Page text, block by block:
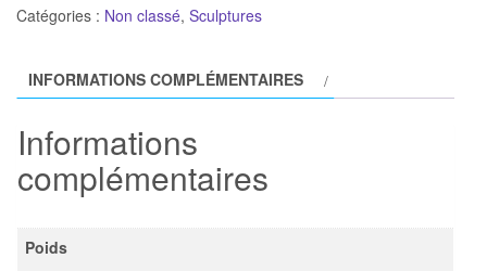
Catégories : Non classé, Sculptures
INFORMATIONS COMPLÉMENTAIRES
Informations
complémentaires
Poids